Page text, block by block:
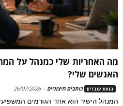
מה האחריות שלי כמנהל על
האנשים שלי?
הנעת עובדים כותבים חיצוניים -
26/07/2026
המנהל הישיר הוא אחד הגורמים